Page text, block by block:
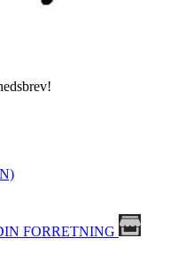
FORRETNING